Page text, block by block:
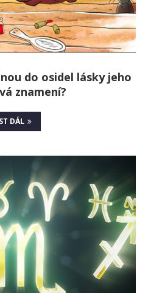
do osidel lásky jeho
znamení?
DÁL